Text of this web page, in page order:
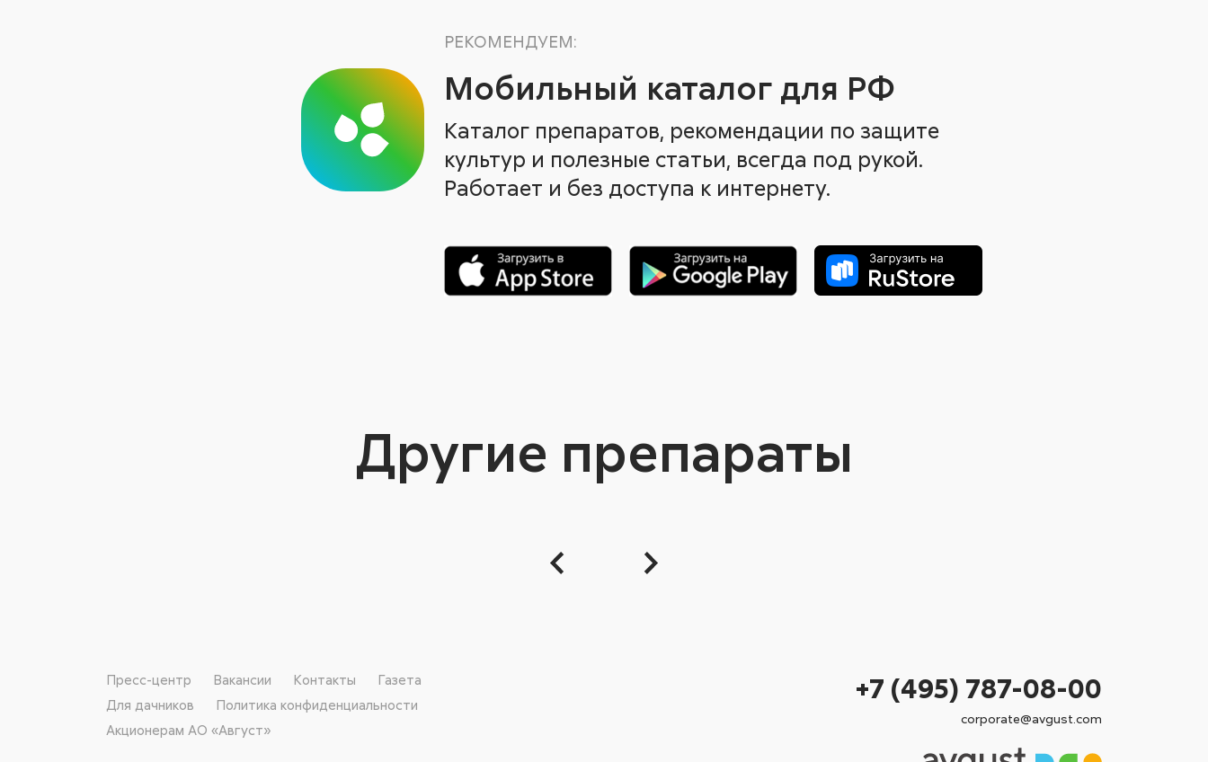
РЕКОМЕНДУЕМ:
Мобильный каталог для РФ
Каталог препаратов, рекомендации по защите
культур и полезные статьи, всегда под рукой.
Работает и без доступа к интернету.
Другие препараты
Пресс-центр Вакансии Контакты
Газета
Для дачников
Политика конфиденциальности
Акционерам АО «Август»
+7 (495) 787-08-00
corporate@avgust.com